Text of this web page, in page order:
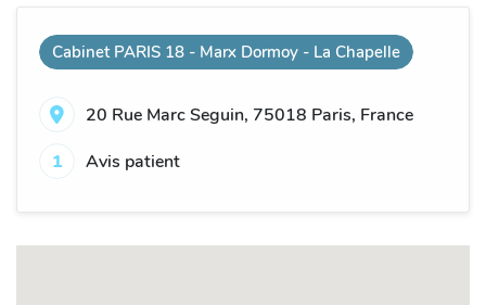
Cabinet PARIS 18 - Marx Dormoy - La Chapelle
20 Rue Marc Seguin, 75018 Paris, France
1
Avis patient